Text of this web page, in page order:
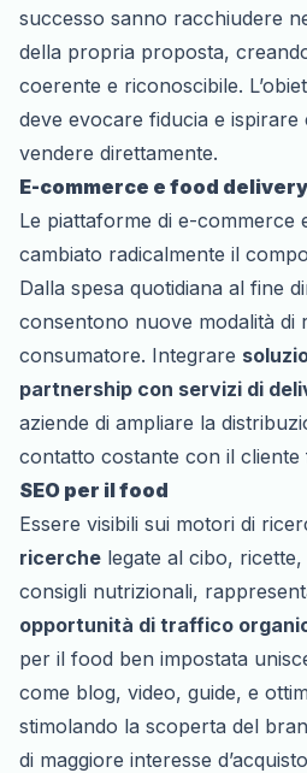
successo sanno racchiudere
della propria proposta,
coerente e riconoscibile.
deve evocare fiducia e ispirare
vendere direttamente.
E-commerce e food delivery
Le piattaforme di e-commerce
cambiato radicalmente il
Dalla spesa quotidiana al fine
consentono nuove modalità di
consumatore. Integrare
partnership con servizi di
aziende di ampliare la
contatto costante con il cliente
SEO per il food
Essere visibili sui motori di
ricerche legate al cibo,
consigli nutrizionali,
opportunità di traffico
per il food ben impostata
come blog, video, guide, e
stimolando la scoperta del
di maggiore interesse